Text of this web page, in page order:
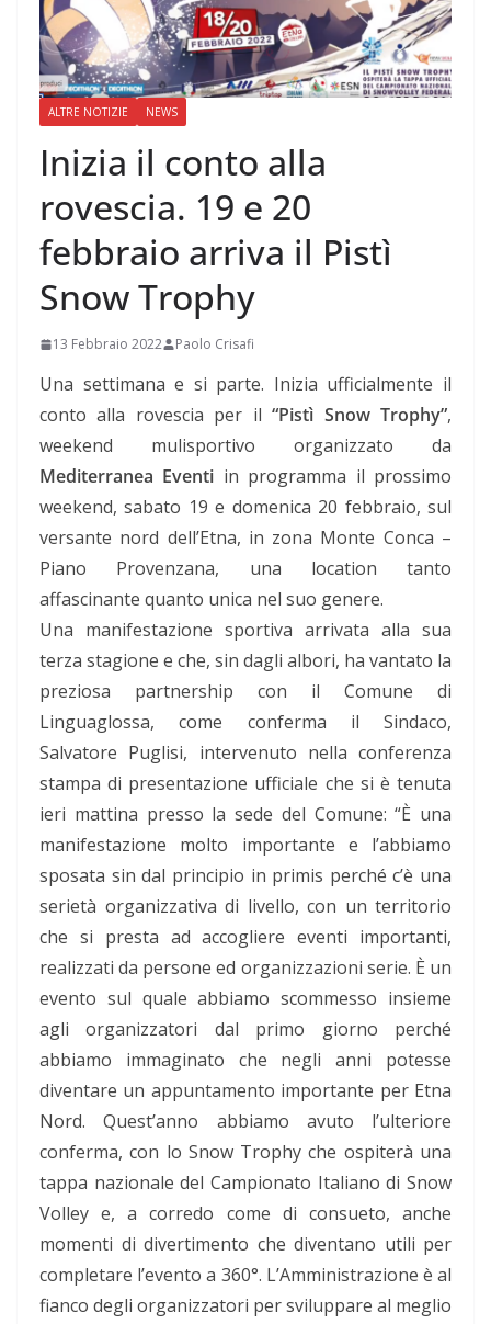
ALTRE NOTIZIE NEWS
Inizia il conto alla
rovescia. 19 e 20
febbraio arriva il Pistì
Snow Trophy
13 Febbraio 2022 Paolo Crisafi
Una settimana e si parte. Inizia ufficialmente il
conto alla rovescia per il“Pistì Snow Trophy”,
weekend mulisportivo organizzato da
Mediterranea Eventi in programma il prossimo
weekend, sabato 19 e domenica 20 febbraio, sul
versante nord dell’Etna, in zona Monte Conca –
Piano Provenzana, una location tanto
affascinante quanto unica nel suo genere.
Una manifestazione sportiva arrivata alla sua
terza stagione e che, sin dagli albori, ha vantato la
preziosa partnership con il Comune di
Linguaglossa, come conferma il Sindaco,
Salvatore Puglisi, intervenuto nella conferenza
stampa di presentazione ufficiale che si è tenuta
ieri mattina presso la sede del Comune: “È una
manifestazione molto importante e l’abbiamo
sposata sin dal principio in primis perché c’è una
serietà organizzativa di livello, con un territorio
che si presta ad accogliere eventi importanti,
realizzati da persone ed organizzazioni serie. È un
evento sul quale abbiamo scommesso insieme
agli organizzatori dal primo giorno perché
abbiamo immaginato che negli anni potesse
diventare un appuntamento importante per Etna
Nord. Quest’anno abbiamo avuto l’ulteriore
conferma, con lo Snow Trophy che ospiterà una
tappa nazionale del Campionato Italiano di Snow
Volley e, a corredo come di consueto, anche
momenti di divertimento che diventano utili per
completare l’evento a 360°. L’Amministrazione è al
fianco degli organizzatori per sviluppare al meglio